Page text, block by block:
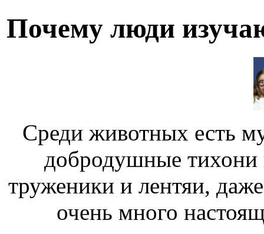
Почему люди
Среди животных есть
добродушные тихони
труженики и лентяи,
очень много